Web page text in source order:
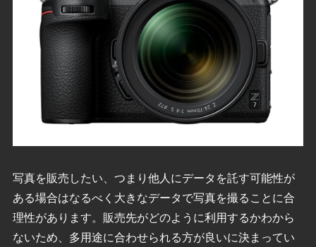
写真を販売したい、つまり他人にデータを託す可能性が
ある場合はなるべく大きなデータで写真を撮ることに合
理性があります。販売先がどのように利用するかわから
ないため、多用途に合わせられる方が良いに決まってい